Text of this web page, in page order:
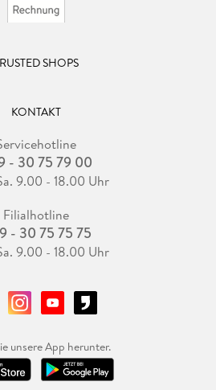
SHOPS
KONTAKT
- 30 75 79 00
9.00 - 18.00 Uhr
Filialhotline
- 30 75 75 75
9.00 - 18.00 Uhr
unsere App herunter.